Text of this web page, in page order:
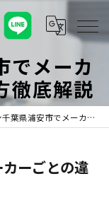
でメーカ
徹底解説
市でメーカーごとの違いと選び方徹底解説
ーごとの違